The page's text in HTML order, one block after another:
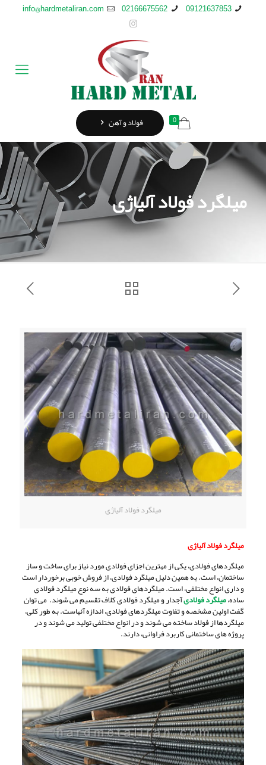
09121637853
02166675562
info@hardmetaliran.com
0 فولاد و آهن
میلگرد فولاد آلیاژی
میلگرد فولاد آلیاژی
میلگرد فولاد آلیاژی
میلگردهای فولادی، یکی از مهترین اجزای فولادی مورد نیاز برای ساخت و ساز
ساختمان، است. به همین دلیل میلگرد فولادی، از فروش خوبی برخوردار است
و داری انواع مختلفی، است. میلگردهای فولادی به سه نوع میلگرد فولادی
ساده،میلگرد فولادیآجدار و میلگرد فولادی کلاف تقسیم می شوند. می توان
گفت اولین مشخصه و تفاوت میلگردهای فولادی، اندازه آنهاست. به طور کلی،
میلگردها از فولاد ساخته می شوند و در انواع مختلفی تولید می شوند و در
پروژه های ساختمانی کاربرد فراوانی، دارند.